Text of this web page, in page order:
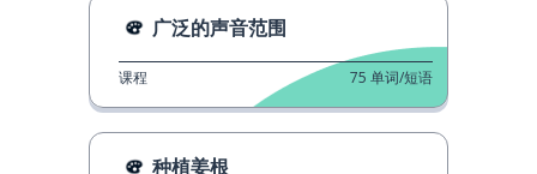
广泛的声音范围
课程 75 单词/短语
种植姜根